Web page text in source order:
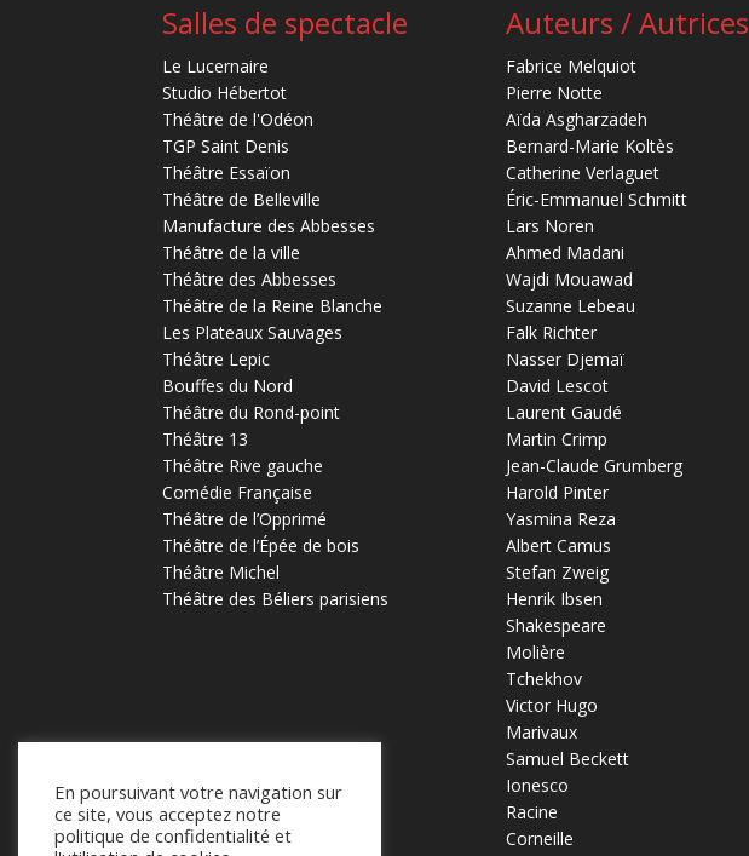
Salles de spectacle
Le Lucernaire
Studio Hébertot
Théâtre de l'Odéon
TGP Saint Denis
Théâtre Essaïon
Théâtre de Belleville
Manufacture des Abbesses
Théâtre de la ville
Théâtre des Abbesses
Théâtre de la Reine Blanche
Les Plateaux Sauvages
Théâtre Lepic
Bouffes du Nord
Théâtre du Rond-point
Théâtre 13
Théâtre Rive gauche
Comédie Française
Théâtre de l’Opprimé
Théâtre de l’Épée de bois
Théâtre Michel
Théâtre des Béliers parisiens
Auteurs / Autrices
Fabrice Melquiot
Pierre Notte
Aïda Asgharzadeh
Bernard-Marie Koltès
Catherine Verlaguet
Éric-Emmanuel Schmitt
Lars Noren
Ahmed Madani
Wajdi Mouawad
Suzanne Lebeau
Falk Richter
Nasser Djemaï
David Lescot
Laurent Gaudé
Martin Crimp
Jean-Claude Grumberg
Harold Pinter
Yasmina Reza
Albert Camus
Stefan Zweig
Henrik Ibsen
Shakespeare
Molière
Tchekhov
Victor Hugo
Marivaux
Samuel Beckett
Ionesco
Racine
Corneille
En poursuivant votre navigation sur
ce site, vous acceptez notre
politique de confidentialité et